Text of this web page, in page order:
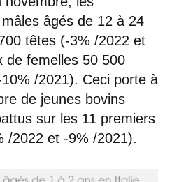
âgés de 12 à 24
têtes (-3% /2022 et
de femelles 50 500
/2021). Ceci porte à
de jeunes bovins
sur les 11 premiers
/2022 et -9% /2021).